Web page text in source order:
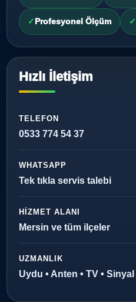
Profesyonel Ölçüm
Hızlı İletişim
TELEFON
0533 774 54 37
WHATSAPP
Tek tıkla servis talebi
HIZMET ALANI
Mersin ve tüm ilçeler
UZMANLIK
Uydu • Anten • TV • Sinyal